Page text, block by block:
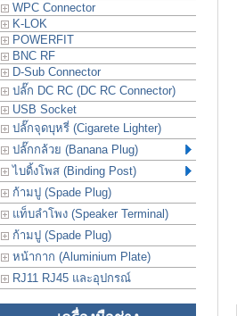
WPC Connector
K-LOK
POWERFIT
BNC RF
D-Sub Connector
ปลั๊ก DC RC (DC RC Connector)
USB Socket
ปลั๊กจุดบุหรี่ (Cigarete Lighter)
ปลั๊กกล้วย (Banana Plug)
ไบดิ้งโพส (Binding Post)
ก้ามปู (Spade Plug)
แท็บลำโพง (Speaker Terminal)
ก้ามปู (Spade Plug)
หน้ากาก (Aluminium Plate)
RJ11 RJ45 และอุปกรณ์